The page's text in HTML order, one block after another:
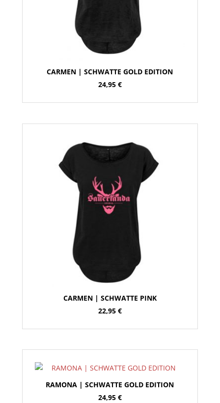
CARMEN | SCHWATTE GOLD EDITION
24,95 €
CARMEN | SCHWATTE PINK
22,95 €
RAMONA | SCHWATTE GOLD EDITION
24,95 €